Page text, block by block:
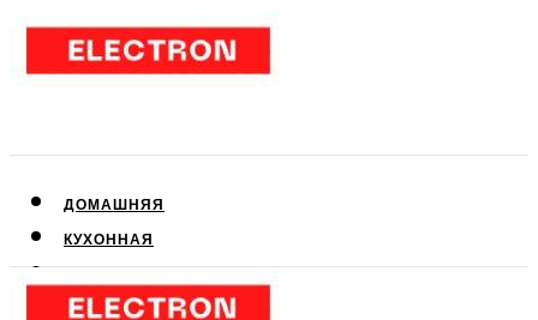
ДОМАШНЯЯ
КУХОННАЯ
КЛИМАТИЧЕСКАЯ